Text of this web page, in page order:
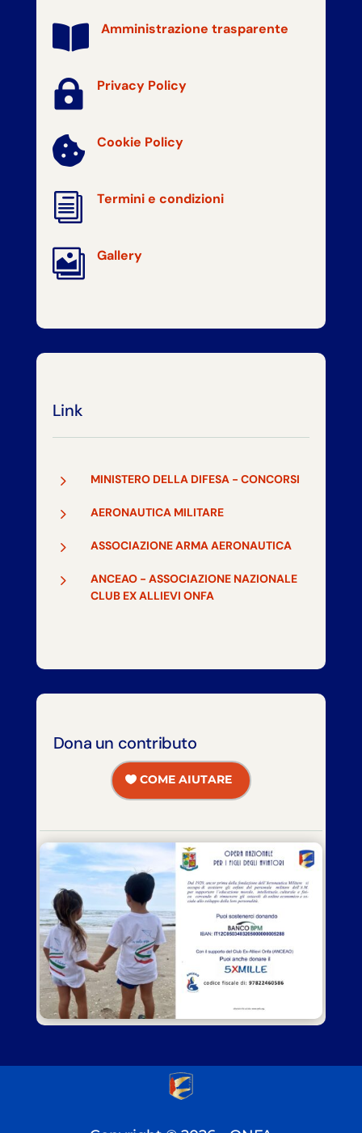
 Amministrazione trasparente
 Privacy Policy
 Cookie Policy
i Termini e condizioni
 Gallery
Link
5 MINISTERO DELLA DIFESA - CONCORSI
5 AERONAUTICA MILITARE
5 ASSOCIAZIONE ARMA AERONAUTICA
5
ANCEAO - ASSOCIAZIONE NAZIONALE
CLUB EX ALLIEVI ONFA
Dona un contributo
COME AIUTARE